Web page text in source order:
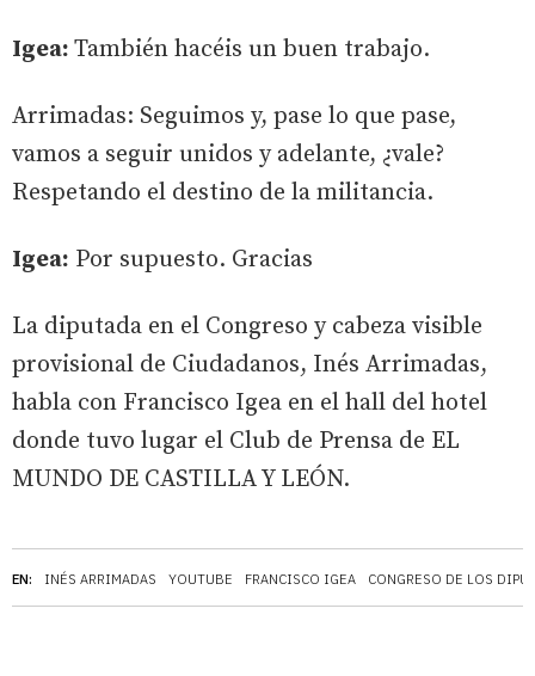
EN: INÉS ARRIMADAS YOUTUBE FRANCISCO IGEA CONGRESO DE LOS
Igea: También hacéis un buen trabajo.
Arrimadas: Seguimos y, pase lo que pase,
vamos a seguir unidos y adelante, ¿vale?
Respetando el destino de la militancia.
Igea: Por supuesto. Gracias
La diputada en el Congreso y cabeza visible
provisional de Ciudadanos, Inés Arrimadas,
habla con Francisco Igea en el hall del hotel
donde tuvo lugar el Club de Prensa de EL
MUNDO DE CASTILLA Y LEÓN.